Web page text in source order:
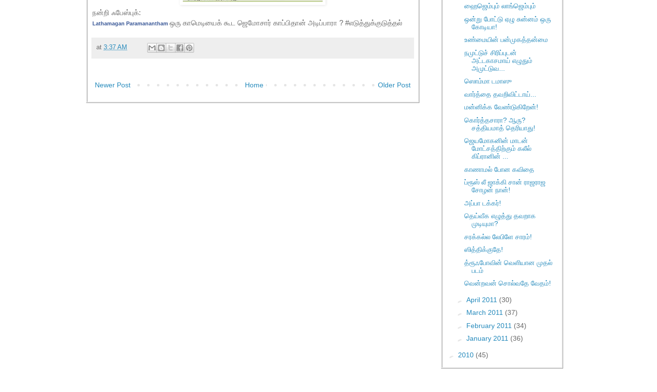
நன்றி ஃபேஸ்புக்:
Lathamagan Paramanantham ஒரு காமெடியைக் கூட ஜெமோசார் காப்பிதான் அடிப்பாரா ? #எடுத்துக்குடுத்தல்
at 3:37 AM
Newer Post Older Post
Home
ஹைஜெம்பும் லாங்ஜெம்பும்
ஒன்று போட்டு ஏழு சுன்னம் ஒரு
கோடியா!
உண்மையின் பன்முகத்தன்மை
நமுட்டுச் சிரிப்புடன்
அட்டகாசமாய் எழுதும்
அமுட்டுவ...
ஸொம்மா டமாஸு
வார்த்தை தவறிவிட்டாய்...
மன்னிக்க வேண்டுகிறேன்!
கொர்த்தசாரா? ஆரு?
சத்தியமாத் தெரியாது!
ஜெயமோகனின் மாடன்
மோட்சத்திற்கும் கலீல்
கிப்ரானின் ...
காணாமல் போன கவிதை
ப்ரூஸ் லீ ஜாக்கி சான் ராஜராஜ
சோழன் நான்!
அப்பா டக்கர்!
தெய்வீக எழுத்து தவறாக
முடியுமா?
சரக்கல்ல லேபிளே சாரம்!
ஸித்திக்குதே!
த்ரூஃபோவின் வெளியான முதல்
படம்
வென்றவன் சொல்வதே வேதம்!
► April 2011 (30)
► March 2011 (37)
► February 2011 (34)
► January 2011 (36)
► 2010 (45)